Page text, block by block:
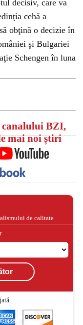
decisiv, care va
cehă a
obţină o decizie în
şi Bulgariei
Schengen în luna
BZI,
mai noi știri
de calitate